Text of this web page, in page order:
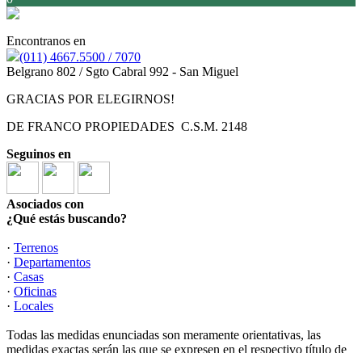
Encontranos en
(011) 4667.5500 / 7070
Belgrano 802 / Sgto Cabral 992 - San Miguel
GRACIAS POR ELEGIRNOS!
DE FRANCO PROPIEDADES C.S.M. 2148
Seguinos en
Asociados con
¿Qué estás buscando?
· Terrenos
· Departamentos
· Casas
· Oficinas
· Locales
Todas las medidas enunciadas son meramente orientativas, las
medidas exactas serán las que se expresen en el respectivo título de